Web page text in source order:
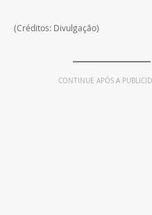
(Créditos: Divulgação)
CONTINUE APÓS A